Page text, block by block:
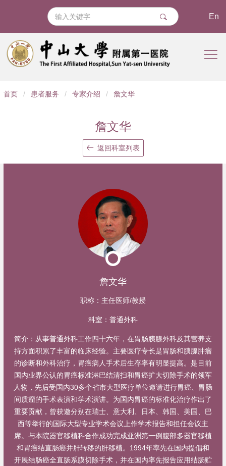
En
导
首页 / 患者服务 / 专家介绍 / 詹文华
詹文华
返回科室列表
詹文华
职称： 主任医师/教授
科室： 普通外科
简介： 从事普通外科工作四十六年，在胃肠胰腺外科及其营养支
持方面积累了丰富的临床经验。主要医疗专长是胃肠和胰腺肿瘤
的诊断和外科治疗，胃癌病人手术后生存率有明显提高。是目前
国内业界公认的胃癌标准淋巴结清扫和胃癌扩大切除手术的领军
人物，先后受国内30多个省市大型医疗单位邀请进行胃癌、胃肠
间质瘤的手术表演和学术演讲。为国内胃癌的标准化治疗作出了
重要贡献，曾获邀分别在瑞士、意大利、日本、韩国、美国、巴
西等举行的国际大型专业学术会议上作学术报告和担任会议主
席。与本院器官移植科合作成功完成亚洲第一例腹部多器官移植
和胃癌结直肠癌并肝转移的肝移植。1994年率先在国内提倡和
开展结肠癌全直肠系膜切除手术，并在国内率先报告应用结肠贮